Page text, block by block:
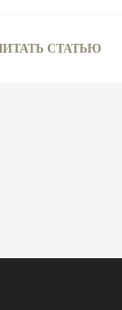
СТАТЬЮ